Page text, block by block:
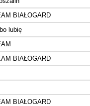
BIAŁOGARD
lubię
BIAŁOGARD
BIAŁOGARD